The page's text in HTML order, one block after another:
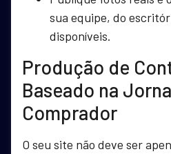
sua equipe, do
disponíveis.
Produção de
Baseado na
Comprador
O seu site não deve ser